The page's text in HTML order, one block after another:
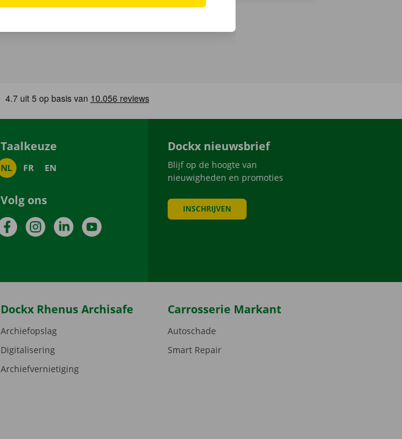
Taalkeuze
NL FR EN
Volg ons
FacebookInstagramLinkedInYouTube
Dockx nieuwsbrief
Blijf op de hoogte van
nieuwigheden en promoties
INSCHRIJVEN
Dockx Rhenus Archisafe
Archiefopslag
Digitalisering
Archiefvernietiging
Carrosserie Markant
Autoschade
Smart Repair